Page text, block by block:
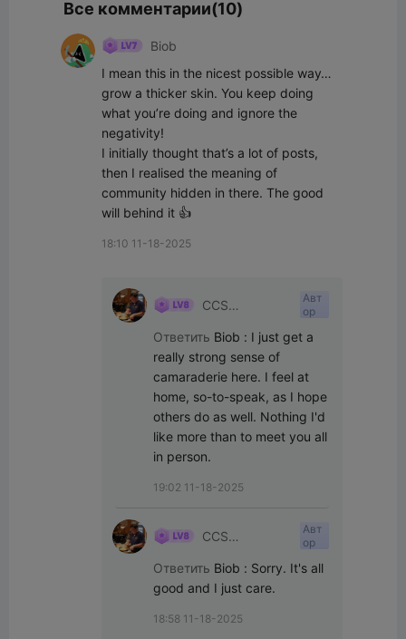
Все комментарии(10)
Biob
I mean this in the nicest possible way…
grow a thicker skin. You keep doing
what you’re doing and ignore the
negativity!
I initially thought that’s a lot of posts,
then I realised the meaning of
community hidden in there. The good
will behind it 👍
18:10 11-18-2025
CCS
Авт
ор
Ответить Biob : I just get a
really strong sense of
camaraderie here. I feel at
home, so-to-speak, as I hope
others do as well. Nothing I'd
like more than to meet you all
in person.
19:02 11-18-2025
CCS
Авт
ор
Ответить Biob : Sorry. It's all
good and I just care.
18:58 11-18-2025